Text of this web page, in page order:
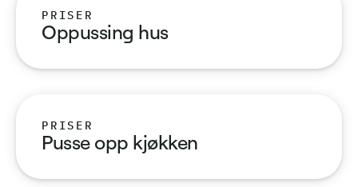
PRISER
Oppussing hus
PRISER
Pusse opp kjøkken